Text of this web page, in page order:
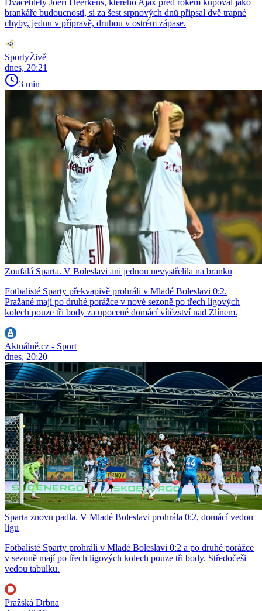
brankáře budoucnosti, si za šest srpnových dnů připsal dvě trapné
chyby, jednu v přípravě, druhou v ostrém zápase.
SportyŽivě
dnes, 20:21
3 min
Zoufalá Sparta. V Boleslavi ani jednou nevystřelila na branku
Fotbalisté Sparty překvapivě prohráli v Mladé Boleslavi 0:2.
Pražané mají po druhé porážce v nové sezoně po třech ligových
kolech pouze tři body za upocené domácí vítězství nad Zlínem.
Aktuálně.cz - Sport
dnes, 20:20
Sparta znovu padla. V Mladé Boleslavi prohrála 0:2, domácí vedou
ligu
Fotbalisté Sparty prohráli v Mladé Boleslavi 0:2 a po druhé porážce
v sezoně mají po třech ligových kolech pouze tři body. Středočeši
vedou tabulku.
Pražská Drbna